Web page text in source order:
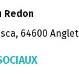
Redon
64600 Anglet